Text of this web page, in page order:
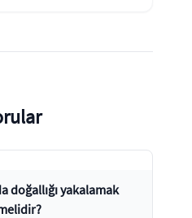
doğallığı yakalamak